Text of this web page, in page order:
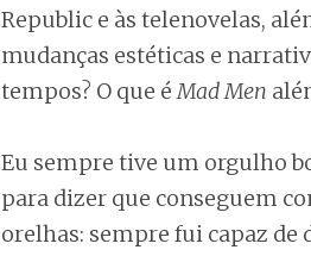
Republic e às telenovelas,
mudanças estéticas e
tempos? O que é Mad Men
Eu sempre tive um orgulho
para dizer que conseguem
orelhas: sempre fui capaz